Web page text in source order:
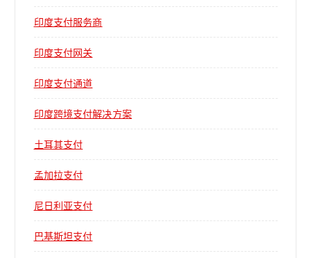
印度支付服务商
印度支付网关
印度支付通道
印度跨境支付解决方案
土耳其支付
孟加拉支付
尼日利亚支付
巴基斯坦支付